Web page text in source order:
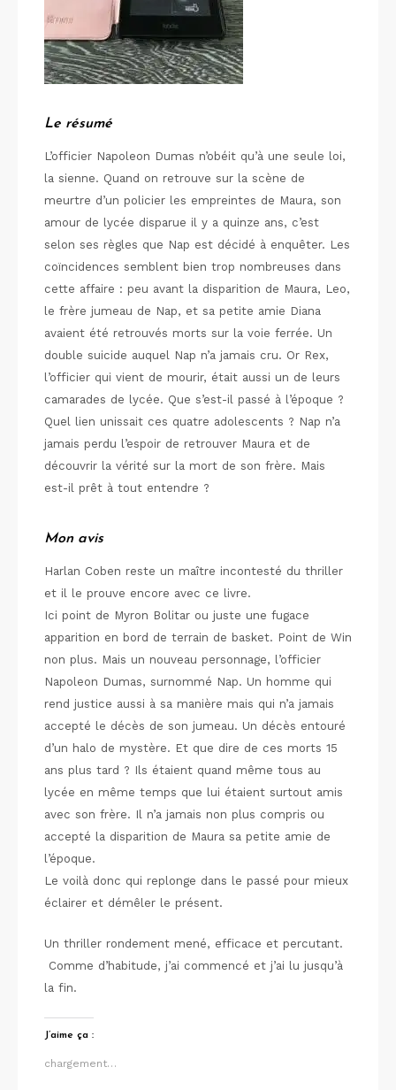
Le résumé
L’officier Napoleon Dumas n’obéit qu’à une seule loi,
la sienne. Quand on retrouve sur la scène de
meurtre d’un policier les empreintes de Maura, son
amour de lycée disparue il y a quinze ans, c’est
selon ses règles que Nap est décidé à enquêter. Les
coïncidences semblent bien trop nombreuses dans
cette affaire : peu avant la disparition de Maura, Leo,
le frère jumeau de Nap, et sa petite amie Diana
avaient été retrouvés morts sur la voie ferrée. Un
double suicide auquel Nap n’a jamais cru. Or Rex,
l’officier qui vient de mourir, était aussi un de leurs
camarades de lycée. Que s’est-il passé à l’époque ?
Quel lien unissait ces quatre adolescents ? Nap n’a
jamais perdu l’espoir de retrouver Maura et de
découvrir la vérité sur la mort de son frère. Mais
est-il prêt à tout entendre ?
Mon avis
Harlan Coben reste un maître incontesté du thriller
et il le prouve encore avec ce livre.
Ici point de Myron Bolitar ou juste une fugace
apparition en bord de terrain de basket. Point de Win
non plus. Mais un nouveau personnage, l’officier
Napoleon Dumas, surnommé Nap. Un homme qui
rend justice aussi à sa manière mais qui n’a jamais
accepté le décès de son jumeau. Un décès entouré
d’un halo de mystère. Et que dire de ces morts 15
ans plus tard ? Ils étaient quand même tous au
lycée en même temps que lui étaient surtout amis
avec son frère. Il n’a jamais non plus compris ou
accepté la disparition de Maura sa petite amie de
l’époque.
Le voilà donc qui replonge dans le passé pour mieux
éclairer et démêler le présent.
Un thriller rondement mené, efficace et percutant.
Comme d’habitude, j’ai commencé et j’ai lu jusqu’à
la fin.
J’aime ça :
chargement…